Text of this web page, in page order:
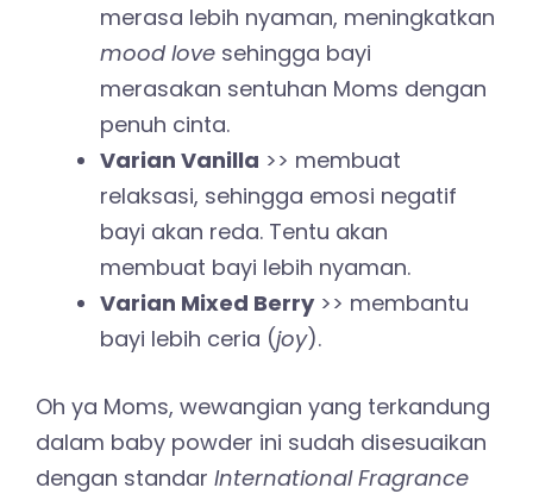
merasa lebih nyaman, meningkatkan
mood love sehingga bayi
merasakan sentuhan Moms dengan
penuh cinta.
Varian Vanilla >> membuat
relaksasi, sehingga emosi negatif
bayi akan reda. Tentu akan
membuat bayi lebih nyaman.
Varian Mixed Berry>> membantu
bayi lebih ceria (joy).
Oh ya Moms, wewangian yang terkandung
dalam baby powder ini sudah disesuaikan
dengan standar International Fragrance